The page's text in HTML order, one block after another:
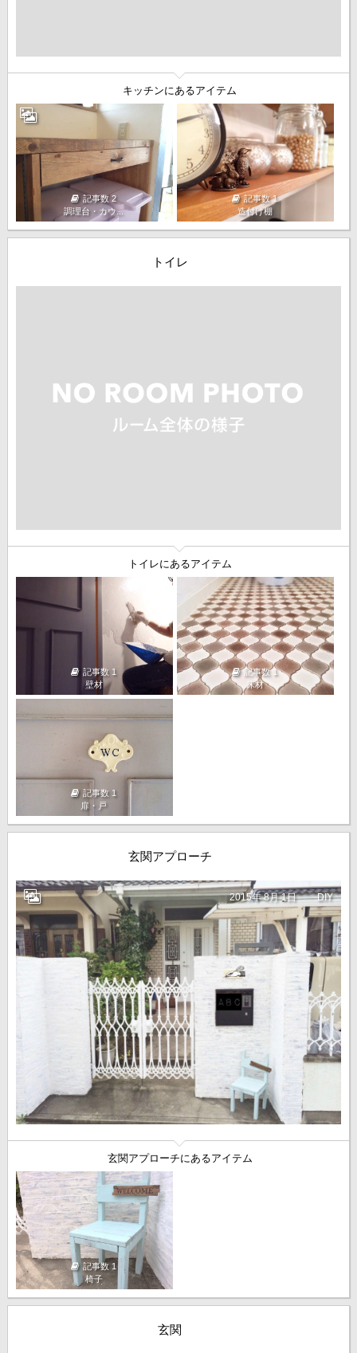
キッチンにあるアイテム
記事数 2
調理台・カウ...
記事数 1
造付け棚
トイレ
トイレにあるアイテム
記事数 1
壁材
記事数 1
床材
記事数 1
扉・戸
玄関アプローチ
2015年 8月 1日 DIY
玄関アプローチにあるアイテム
記事数 1
椅子
玄関